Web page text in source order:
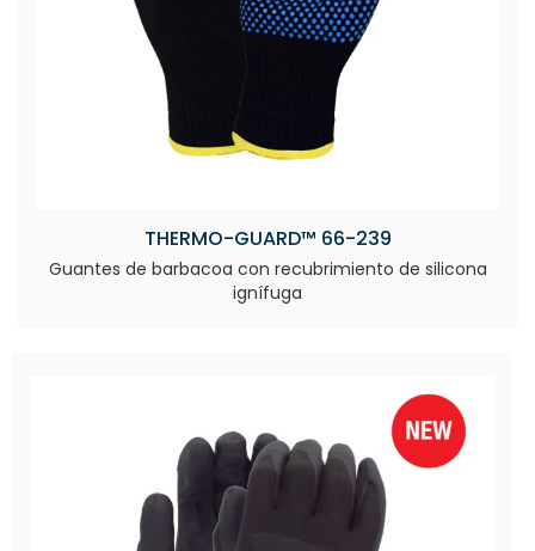
THERMO-GUARD™ 66-239
Guantes de barbacoa con recubrimiento de silicona
ignífuga